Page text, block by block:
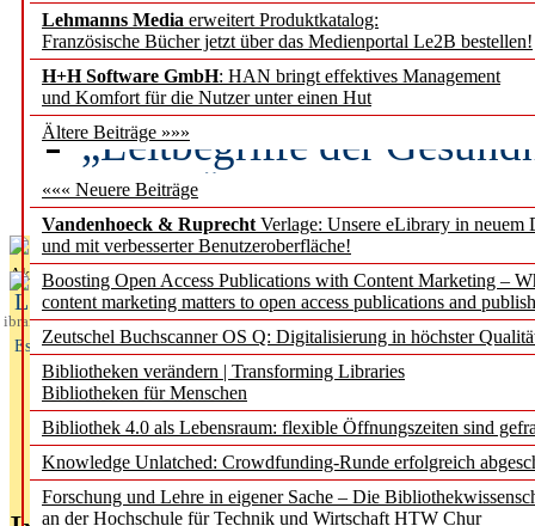
Lehmanns Media erweitert Produktkatalog:
Französische Bücher jetzt über das Medienportal Le2B bestellen!
H+H Software GmbH: HAN bringt effektives Management
und Komfort für die Nutzer unter einen Hut
Ältere Beiträge »»»
««« Neuere Beiträge
Vandenhoeck & Ruprecht Verlage: Unsere eLibrary in neuem
und mit verbesserter Benutzeroberfläche!
Boosting Open Access Publications with Content Marketing –
content marketing matters to open access publications and
Zeutschel Buchscanner OS Q: Digitalisierung in höchster
Bibliotheken verändern | Transforming Libraries
Bibliotheken für Menschen
Bibliothek 4.0 als Lebensraum: flexible Öffnungszeiten sind
Knowledge Unlatched: Crowdfunding-Runde erfolgreich
Forschung und Lehre in eigener Sache – Die
an der Hochschule für Technik und Wirtschaft HTW Chur
Künstliche Intelligenz
besser zu verstehen
„Leitbegriffe der
des BIÖG erscheinen
Aktuelles aus
L
ibrary
Essentials